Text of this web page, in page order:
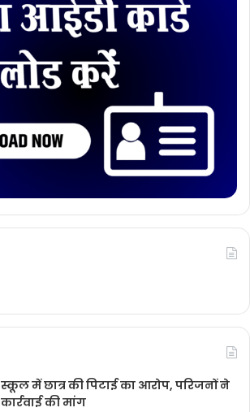
स्कूल में छात्र की पिटाई का आरोप, परिजनों ने
कार्रवाई की मांग